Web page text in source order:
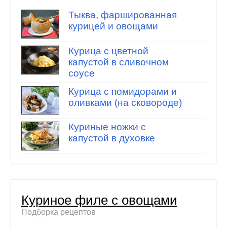
Тыква, фаршированная
курицей и овощами
Курица с цветной
капустой в сливочном
соусе
Курица с помидорами и
оливками (на сковороде)
Куриные ножки с
капустой в духовке
Куриное филе с овощами
Подборка рецептов